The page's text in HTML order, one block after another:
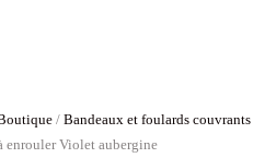
/Bandeaux et foulards couvrants
enrouler Violet aubergine